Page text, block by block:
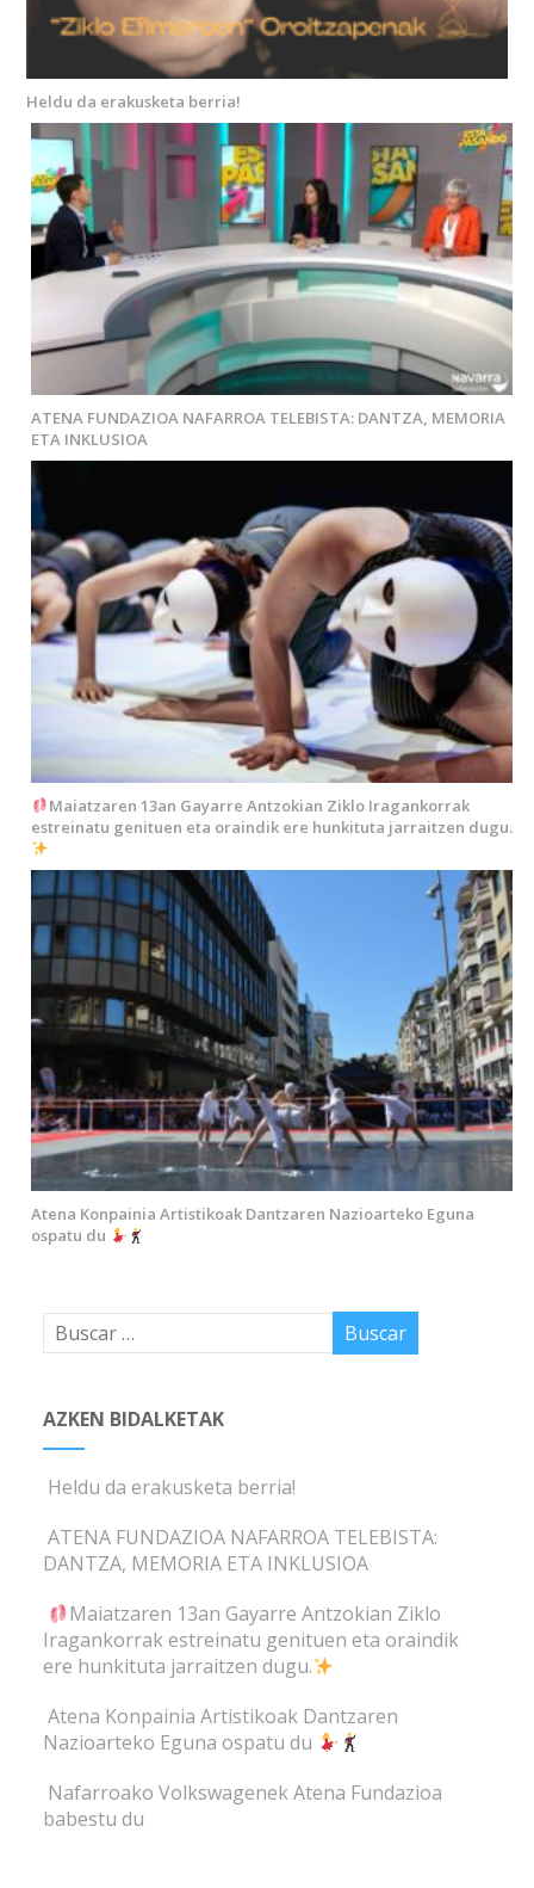
Heldu da erakusketa berria!
ATENA FUNDAZIOA NAFARROA TELEBISTA: DANTZA, MEMORIA
ETA INKLUSIOA
Maiatzaren 13an Gayarre Antzokian Ziklo Iragankorrak
estreinatu genituen eta oraindik ere hunkituta jarraitzen dugu.
Atena Konpainia Artistikoak Dantzaren Nazioarteko Eguna
ospatu du
AZKEN BIDALKETAK
Heldu da erakusketa berria!
ATENA FUNDAZIOA NAFARROA TELEBISTA:
DANTZA, MEMORIA ETA INKLUSIOA
Maiatzaren 13an Gayarre Antzokian Ziklo
Iragankorrak estreinatu genituen eta oraindik
ere hunkituta jarraitzen dugu.
Atena Konpainia Artistikoak Dantzaren
Nazioarteko Eguna ospatu du
Nafarroako Volkswagenek Atena Fundazioa
babestu du